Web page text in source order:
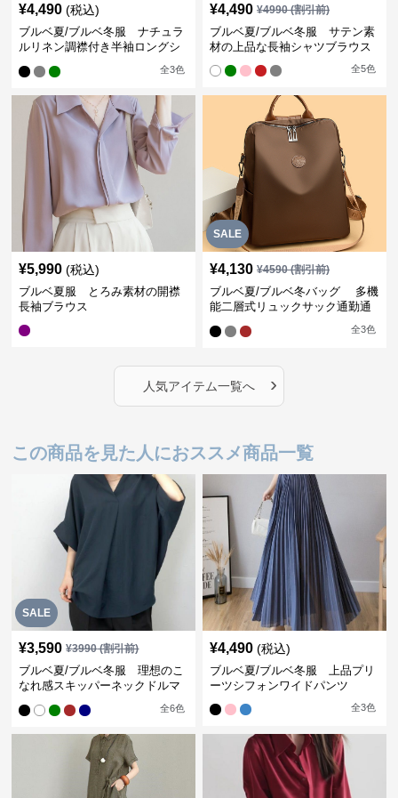
¥4,490 (税込)
ブルベ夏/ブルベ冬服 ナチュラ
ルリネン調襟付き半袖ロングシ
全3色
¥4,490 ¥4990(割引前)
ブルベ夏/ブルベ冬服 サテン素
材の上品な長袖シャツブラウス
全5色
¥5,990 (税込)
ブルベ夏服 とろみ素材の開襟
長袖ブラウス
SALE
¥4,130 ¥4590(割引前)
ブルベ夏/ブルベ冬バッグ 多機
能二層式リュックサック通勤通
全3色
人気アイテム一覧へ ›
この商品を見た人におススメ商品一覧
SALE
¥3,590 ¥3990(割引前)
ブルベ夏/ブルベ冬服 理想のこ
なれ感スキッパーネックドルマ
全6色
¥4,490 (税込)
ブルベ夏/ブルベ冬服 上品プリ
ーツシフォンワイドパンツ
全3色